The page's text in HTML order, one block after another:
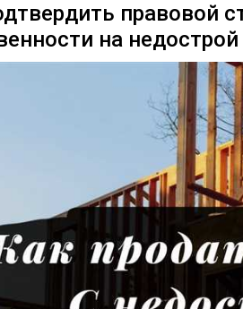
правовой
на недострой